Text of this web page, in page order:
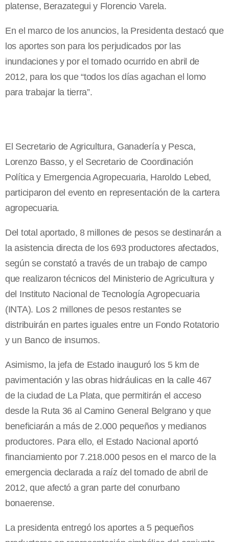
platense, Berazategui y Florencio Varela.
En el marco de los anuncios, la Presidenta destacó que
los aportes son para los perjudicados por las
inundaciones y por el tornado ocurrido en abril de
2012, para los que “todos los días agachan el lomo
para trabajar la tierra”.
El Secretario de Agricultura, Ganadería y Pesca,
Lorenzo Basso, y el Secretario de Coordinación
Política y Emergencia Agropecuaria, Haroldo Lebed,
participaron del evento en representación de la cartera
agropecuaria.
Del total aportado, 8 millones de pesos se destinarán a
la asistencia directa de los 693 productores afectados,
según se constató a través de un trabajo de campo
que realizaron técnicos del Ministerio de Agricultura y
del Instituto Nacional de Tecnología Agropecuaria
(INTA). Los 2 millones de pesos restantes se
distribuirán en partes iguales entre un Fondo Rotatorio
y un Banco de insumos.
Asimismo, la jefa de Estado inauguró los 5 km de
pavimentación y las obras hidráulicas en la calle 467
de la ciudad de La Plata, que permitirán el acceso
desde la Ruta 36 al Camino General Belgrano y que
beneficiarán a más de 2.000 pequeños y medianos
productores. Para ello, el Estado Nacional aportó
financiamiento por 7.218.000 pesos en el marco de la
emergencia declarada a raíz del tornado de abril de
2012, que afectó a gran parte del conurbano
bonaerense.
La presidenta entregó los aportes a 5 pequeños